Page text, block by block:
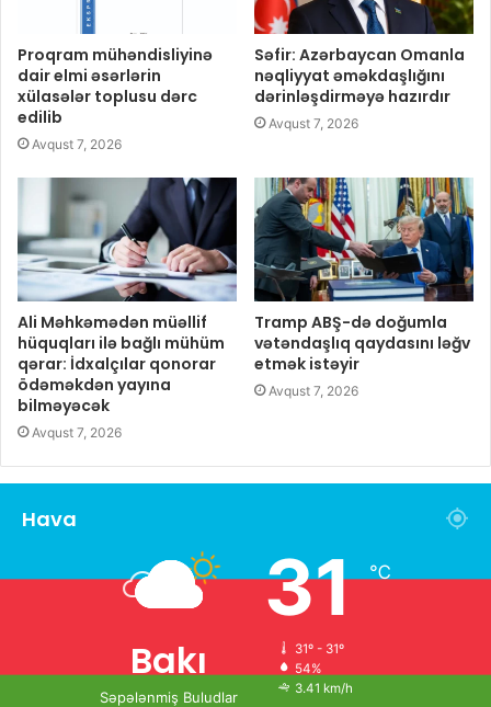
Proqram mühəndisliyinə
dair elmi əsərlərin
xülasələr toplusu dərc
edilib
Avqust 7, 2026
Səfir: Azərbaycan Omanla
nəqliyyat əməkdaşlığını
dərinləşdirməyə hazırdır
Avqust 7, 2026
Ali Məhkəmədən müəllif
hüquqları ilə bağlı mühüm
qərar: İdxalçılar qonorar
ödəməkdən yayına
bilməyəcək
Avqust 7, 2026
Tramp ABŞ-də doğumla
vətəndaşlıq qaydasını ləğv
etmək istəyir
Avqust 7, 2026
Hava
Bakı
Səpələnmiş Buludlar
31℃
31º - 31º
54%
3.41 km/h